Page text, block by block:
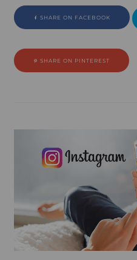
SHARE ON FACEBOOK
SHARE ON PINTEREST